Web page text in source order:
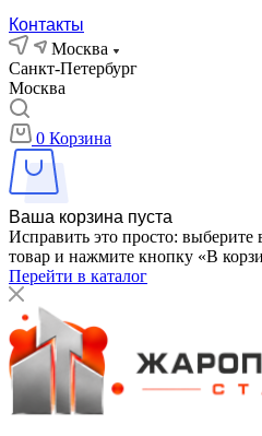
Контакты
Москва
Санкт-Петербург
Москва
0 Корзина
Ваша корзина пуста
Исправить это просто:
товар и нажмите кнопку «В
Перейти в каталог